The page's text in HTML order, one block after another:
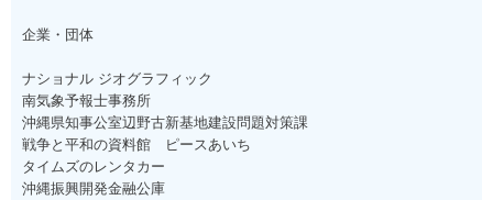
企業・団体
ナショナル ジオグラフィック
南気象予報士事務所
沖縄県知事公室辺野古新基地建設問題対策課
戦争と平和の資料館 ピースあいち
タイムズのレンタカー
沖縄振興開発金融公庫